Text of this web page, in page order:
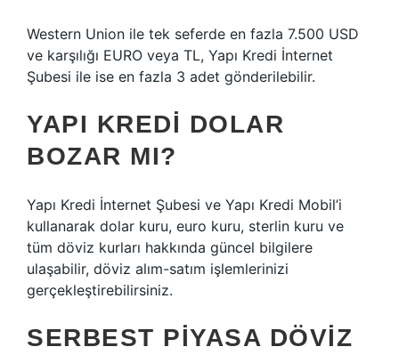
Western Union ile tek seferde en fazla 7.500 USD
ve karşılığı EURO veya TL, Yapı Kredi İnternet
Şubesi ile ise en fazla 3 adet gönderilebilir.
YAPI KREDI DOLAR
BOZAR MI?
Yapı Kredi İnternet Şubesi ve Yapı Kredi Mobil’i
kullanarak dolar kuru, euro kuru, sterlin kuru ve
tüm döviz kurları hakkında güncel bilgilere
ulaşabilir, döviz alım-satım işlemlerinizi
gerçekleştirebilirsiniz.
SERBEST PIYASA DÖVIZ